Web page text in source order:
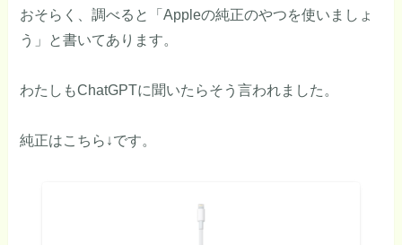
おそらく、調べると「Appleの純正のやつを使いましょ
う」と書いてあります。
わたしもChatGPTに聞いたらそう言われました。
純正はこちら↓です。